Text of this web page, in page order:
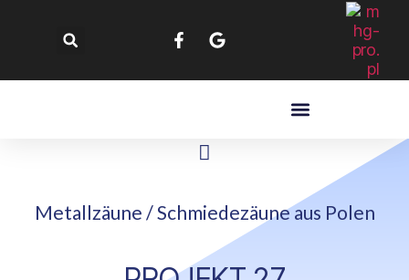
Metallzäune / Schmiedezäune​ aus Polen